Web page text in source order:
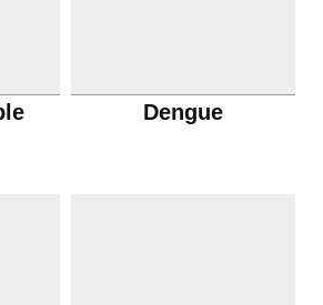
Dengue